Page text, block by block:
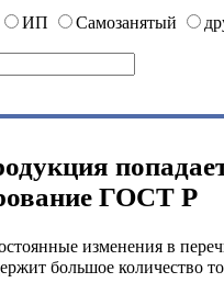
ИП Самозанятый
ГОСТ Р
изменения в
большое количество